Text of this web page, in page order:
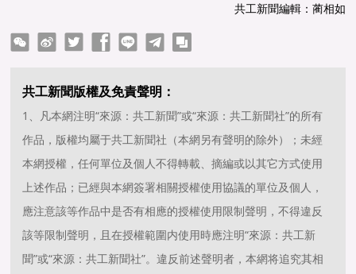
共工新聞編輯：蔺相如
linetelegram copy
共工新聞版權及免責聲明：
1、凡本網注明“來源：共工新聞”或“來源：共工新聞社”的所有
作品，版權均屬于共工新聞社（本網另有聲明的除外）；未經
本網授權，任何單位及個人不得轉載、摘編或以其它方式使用
上述作品；已經與本網簽署相關授權使用協議的單位及個人，
應注意該等作品中是否有相應的授權使用限制聲明，不得違反
該等限制聲明，且在授權範圍内使用時應注明“來源：共工新
聞”或“來源：共工新聞社”。違反前述聲明者，本網将追究其相